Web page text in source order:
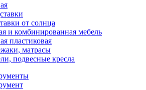
от солнца
и комбинированная мебель
пластиковая
матрасы
подвесные кресла